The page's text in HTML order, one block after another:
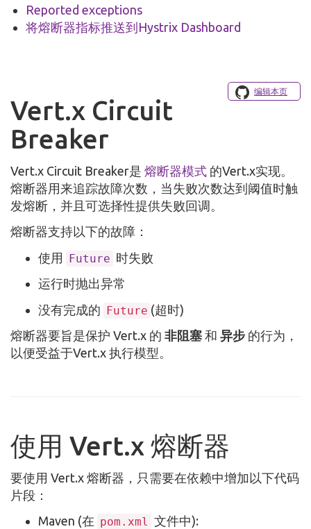
Reported exceptions
将熔断器指标推送到Hystrix Dashboard
编辑本页
Vert.x Circuit
Breaker
Vert.x Circuit Breaker是 熔断器模式 的Vert.x实现。
熔断器用来追踪故障次数，当失败次数达到阈值时触
发熔断，并且可选择性提供失败回调。
熔断器支持以下的故障：
使用 Future 时失败
运行时抛出异常
没有完成的 Future (超时)
熔断器要旨是保护 Vert.x 的 非阻塞 和 异步 的行为，
以便受益于Vert.x 执行模型。
使用 Vert.x 熔断器
要使用 Vert.x 熔断器，只需要在依赖中增加以下代码
片段：
Maven (在 pom.xml 文件中):